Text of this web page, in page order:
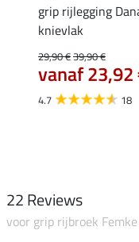
grip rijlegging
knievlak
29,90 €39,90 €
vanaf 23,92
4.7 18
22 Reviews
voor grip rijbroek